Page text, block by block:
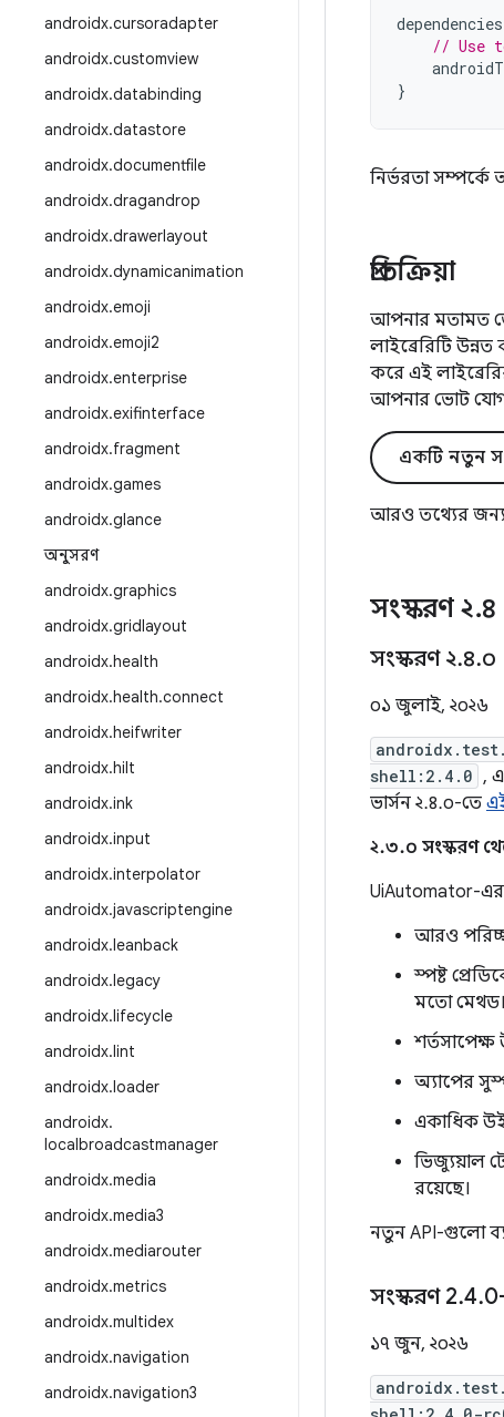
androidx.cursoradapter
androidx.customview
androidx.databinding
androidx.datastore
androidx.documentfile
androidx.dragandrop
androidx.drawerlayout
androidx.dynamicanimation
androidx.emoji
androidx.emoji2
androidx.enterprise
androidx.exifinterface
androidx.fragment
androidx.games
androidx.glance
অনুসরণ
androidx.graphics
androidx.gridlayout
androidx.health
androidx.health.connect
androidx.heifwriter
androidx.hilt
androidx.ink
androidx.input
androidx.interpolator
androidx.javascriptengine
androidx.leanback
androidx.legacy
androidx.lifecycle
androidx.lint
androidx.loader
androidx.
localbroadcastmanager
androidx.media
androidx.media3
androidx.mediarouter
androidx.metrics
androidx.multidex
androidx.navigation
androidx.navigation3
dependencies
// Use
}
নির্ভরতা
প্রতিক্রিয়া
আপনার মতামত
লাইব্রেরিটি
করে এই
আপনার ভোট
একটি নতুন
আরও তথ্যের
সংস্করণ ২.৪
সংস্করণ ২.৪.০
০১ জুলাই, ২০২৬
shell:2.4.0 ,
ভার্সন ২.৪.০-তে
২.৩.০ সংস্করণ
UiAutomator-এর
আরও
স্পষ্ট
মতো মেথড।
শর্তসাপেক্ষ
অ্যাপের
একাধিক
ভিজ্যুয়াল
রয়েছে।
নতুন API-গুলো
সংস্করণ 2.4.
১৭ জুন, ২০২৬